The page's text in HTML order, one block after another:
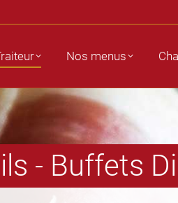
Nos menus
- Buffets
Photos Nous